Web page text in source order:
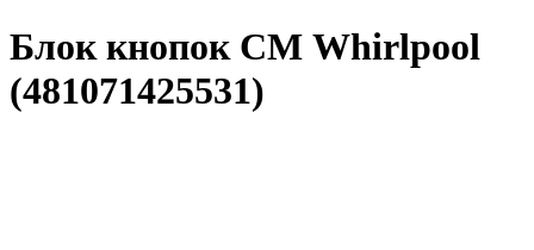
Блок кнопок СМ Whirlpool
(481071425531)